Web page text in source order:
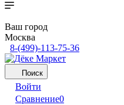
Ваш город
Москва
8-(499)-113-75-36
Поиск
Войти
Сравнение0